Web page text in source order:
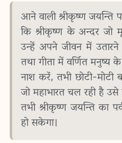
आने वाली श्रीकृष्ण जयन्ति
कि श्रीकृष्ण के अन्दर जो
उन्हें अपने जीवन में उतारने
तथा गीता में वर्णित मनुष्य
नाश करें, तभी छोटी-
जो महाभारत चल रही है
तभी श्रीकृष्ण जयन्ति का
हो सकेगा।